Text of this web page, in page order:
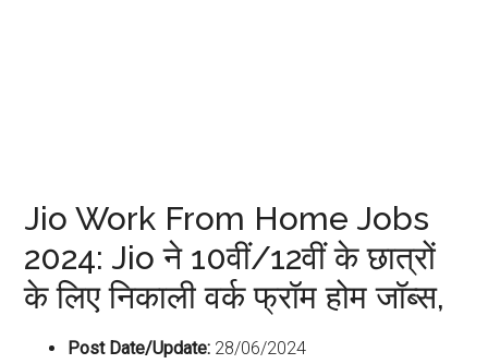
Jio Work From Home Jobs
2024: Jio ने 10वीं/12वीं के छात्रों
के लिए निकाली वर्क फ्रॉम होम जॉब्स,
Post Date/Update: 28/06/2024